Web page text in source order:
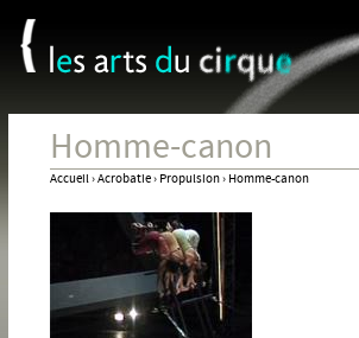
Homme-canon
Vous
ici
Accueil›Acrobatie› Propulsion› Homme-canon
Panneau de gestion des cookies